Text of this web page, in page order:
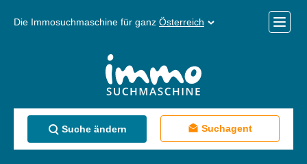
Die Immosuchmaschine für ganz Österreich
Menü
Suche ändern Suchagent